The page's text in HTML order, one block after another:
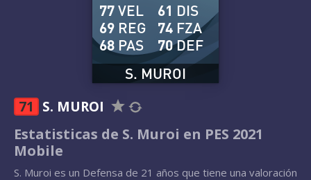
S. MUROI
77VEL
69 REG
68 PAS
61 DIS
74 FZA
70DEF
71 S. MUROI
Estatisticas de S. Muroi en PES 2021
Mobile
S. Muroi es un Defensa de 21 años que tiene una valoración